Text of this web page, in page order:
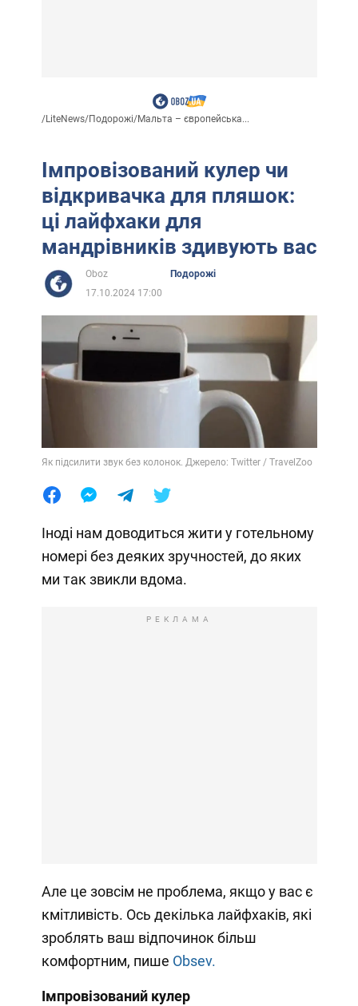
/LiteNews/Подорожі/Мальта – європейська...
Імпровізований кулер чи
відкривачка для пляшок:
ці лайфхаки для
мандрівників здивують вас
Oboz
Подорожі
17.10.2024 17:00
Як підсилити звук без колонок. Джерело: Twitter / TravelZoo
Іноді нам доводиться жити у готельному
номері без деяких зручностей, до яких
ми так звикли вдома.
РЕКЛАМА
Але це зовсім не проблема, якщо у вас є
кмітливість. Ось декілька лайфхаків, які
зроблять ваш відпочинок більш
комфортним, пише Obsev.
Імпровізований кулер